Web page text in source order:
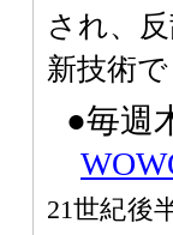
され、
新技術
●毎週
21世紀後